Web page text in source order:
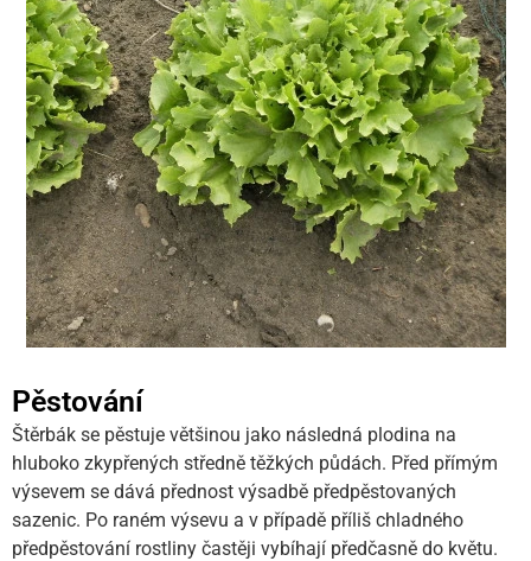
Pěstování
Štěrbák se pěstuje většinou jako následná plodina na
hluboko zkypřených středně těžkých půdách. Před přímým
výsevem se dává přednost výsadbě předpěstovaných
sazenic. Po raném výsevu a v případě příliš chladného
předpěstování rostliny častěji vybíhají předčasně do květu.